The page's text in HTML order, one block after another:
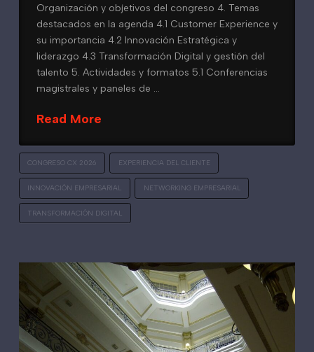
Organización y objetivos del congreso 4. Temas
destacados en la agenda 4.1 Customer Experience y
su importancia 4.2 Innovación Estratégica y
liderazgo 4.3 Transformación Digital y gestión del
talento 5. Actividades y formatos 5.1 Conferencias
magistrales y paneles de …
Read More
CONGRESO CX 2026 EXPERIENCIA DEL CLIENTE
INNOVACIÓN EMPRESARIAL NETWORKING EMPRESARIAL
TRANSFORMACIÓN DIGITAL